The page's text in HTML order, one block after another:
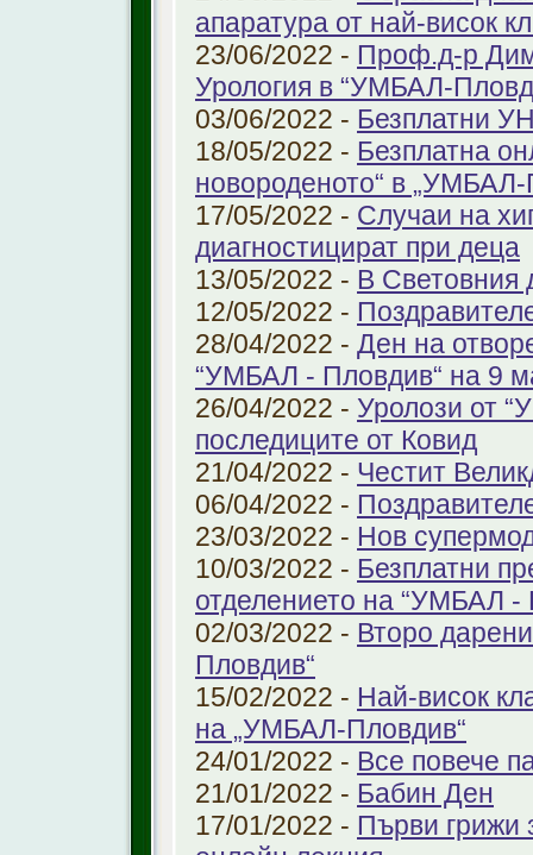
апаратура от най-висок
23/06/2022 - Проф.д-р
Урология в “УМБАЛ-
03/06/2022 - Безплатни
18/05/2022 - Безплатна
новороденото“ в „УМБАЛ-
17/05/2022 - Случаи на
диагностицират при деца
13/05/2022 - В Световния
12/05/2022 -
28/04/2022 - Ден на
“УМБАЛ - Пловдив“ на 9
26/04/2022 - Уролози от
последиците от Ковид
21/04/2022 - Честит
06/04/2022 -
23/03/2022 - Нов
10/03/2022 - Безплатни
отделението на “УМБАЛ -
02/03/2022 - Второ
Пловдив“
15/02/2022 - Най-висок
на „УМБАЛ-Пловдив“
24/01/2022 - Все повече
21/01/2022 - Бабин Ден
17/01/2022 - Първи грижи